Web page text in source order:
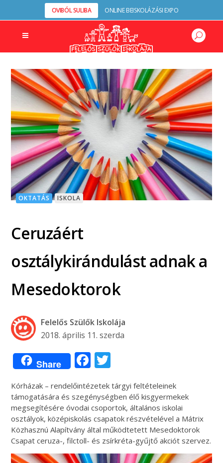
OVIBÓL SULIBA ONLINE BEISKOLÁZÁSI EXPO
OKTATÁS ISKOLA
Ceruzáért
osztálykirándulást adnak a
Mesedoktorok
Felelős Szülők Iskolája
2018. április 11. szerda
Share Facebook
Kórházak – rendelőintézetek tárgyi feltételeinek
támogatására és szegénységben élő kisgyermekek
megsegítésére óvodai csoportok, általános iskolai
osztályok, középiskolás csapatok részvételével a Mátrix
Közhasznú Alapítvány által működtetett Mesedoktorok
Csapat ceruza-, filctoll- és zsírkréta-gyűjtő akciót szervez.